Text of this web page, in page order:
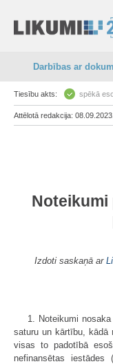
Darbības ar
Tiesību akts: spēkā
Attēlotā redakcija:
Noteikumi
Izdoti saskaņā ar
1. Noteikumi
saturu un kārtību, kādā
visas to padotībā
nefinansētas